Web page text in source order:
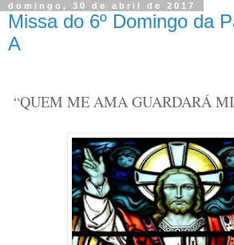
domingo, 30 de abril de 2017
Missa do 6º Domingo da
A
“QUEM ME AMA GUARDARÁ